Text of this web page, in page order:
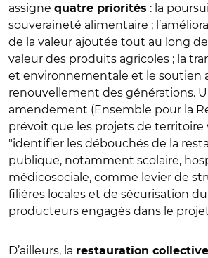
assigne quatre priorités : l a
souveraineté alimentaire ;
de la valeur ajoutée tout au long
valeur des produits agricoles ; la
et environnementale et le soutien
renouvellement des générations.
amendement (Ensemble pour la
prévoit que les projets de territoire
"identifier les débouchés de la
publique, notamment scolaire,
médicosociale, comme levier de
filières locales et de sécurisation
producteurs engagés dans le
D’ailleurs, la restauration collective